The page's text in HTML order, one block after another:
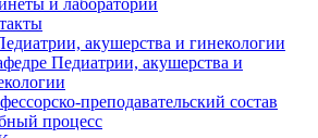
и лаборатории
акушерства и гинекологии
Педиатрии, акушерства и
преподавательский состав
процесс